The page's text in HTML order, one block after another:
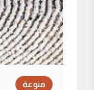
منوعة